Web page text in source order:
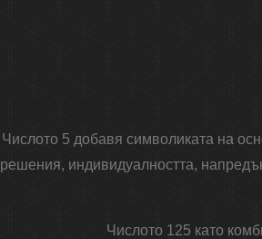
Числото 5 добавя символиката на
решения, индивидуалността,
Числото 125 като